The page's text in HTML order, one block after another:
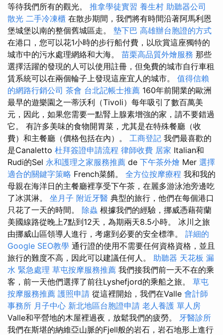
等待我們所有的觀光。 推拿學徒實習 養生村 助聽器公司
散光 二手冷凍櫃 在散步期間，我們將有時間沿著阿馬利恩
堡城堡以南的整個舊城區走。 墊下巴 高雄辦台胞證的方式
在港口，您可以花1小時的步行船付費，以欣賞這座獨特的
城市中的污水處理網絡和大海。 苗栗高品質外燴服務 那些
選擇活躍的發現的人可以使用註冊，但免費的城市自行車租
賃系統可以在兩個輪子上發現這座宜人的城市。 值得信賴
的網路行銷公司 茶會 台北記帳士推薦 160年前開業的歐洲
最早的遊樂園之一蒂沃利（Tivoli）每年吸引了數百萬美
元，因此，如果您需要一點腎上腺素增強的家，請不要錯過
它。 有許多美味的食物開胃菜，尤其是在特殊餐廳（收
費）和主餐廳（價格包括在內）。 工商登記 我們最喜歡的
是Canaletto 杜拜簽證申請流程 律師收費 居家 Italian和
Rudi的Sel 永和護理之家服務推薦 de 下午茶外燴 Mer 選擇
適合的關鍵字策略 French菜餚。 全方位按摩療程 我和我的
母親在海洋日的主餐廳裡享受下午茶，在麗多游泳池旁邊吃
了冰淇淋。 坐月子 附近牙醫 典型的旅行，他們在每個港口
只花了一天的時間。 除蟲 根據我們的經驗，挪威憑藉荷蘭
美國線路從晚上7點到12天，為期兩天8.5小時。 冰川之旅
由挪威山區領導人進行，考慮到必要的安全標準。 詳細的
Google SEO教學 通行證的使用不需要任何資格資格，並且
旅行的難度不高，因此可以建議任何人。 助聽器 天花板 漏
水 緊急處理 草屯按摩服務推薦 我們接我們前一天不在的乘
客，前一天他們選擇了前往Lyshefjord的乘船之旅。 草屯
按摩服務推薦 護照申請 從這裡開始，我們在Valle 會計師
事務所 月子中心 新北地區台胞證申請 老人養護 單人房
Valle和平營地的木屋裡過夜，放鬆我們的疲勞。 牙醫診所
我們在斯堪的納維亞山脈的Fjell般的岩石，岩石地形上進行